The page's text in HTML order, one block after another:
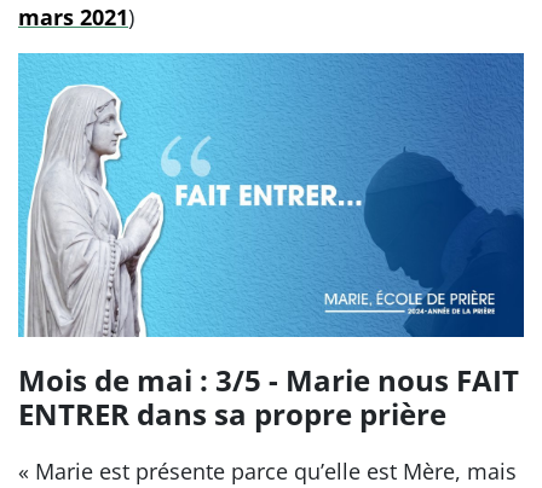
mars 2021)
Mois de mai : 3/5 - Marie nous FAIT
ENTRER dans sa propre prière
« Marie est présente parce qu’elle est Mère, mais